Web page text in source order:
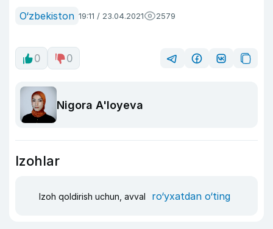
O‘zbekiston 19:11 / 23.04.2021 2579
0 0
Nigora A'loyeva
Izohlar
Izoh qoldirish uchun, avval ro‘yxatdan o‘ting